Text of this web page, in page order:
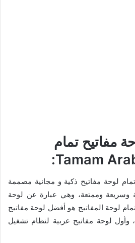
مفاتيح تمام
Tamam
تمام لوحة مفاتيح ذكية و مجانية مصممة
وسريعة وممتعة، وهي عبارة عن لوحة
لوحة المفاتيح هو أفضل لوحة مفاتيح
لوحة مفاتيح عربية لنظام تشغيل